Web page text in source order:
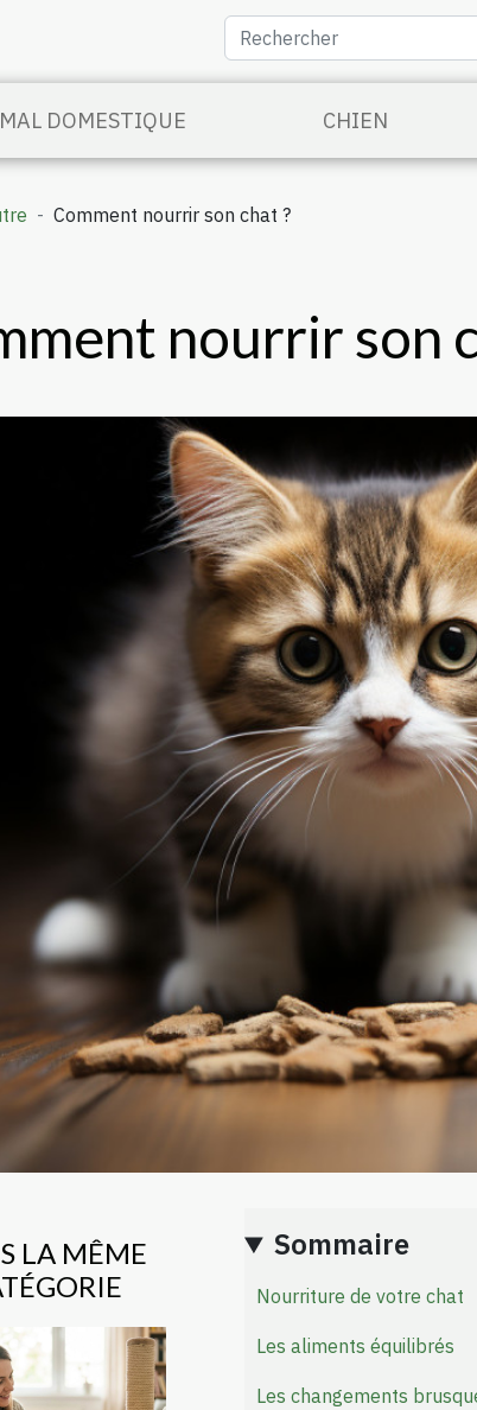
DOMESTIQUE CHIEN
Comment nourrir son chat ?
nourrir son
LA MÊME
Sommaire
Nourriture de votre chat
Les aliments équilibrés
Les changements